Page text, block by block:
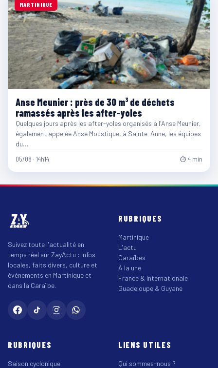
MARTINIQUE
Anse Meunier : près de 30 m³ de déchets
ramassés après les after-yoles
Quelques jours après les after-yoles organisés à l'Anse Meunier,
également appelée Anse Moustique, à Sainte-Anne, les équipes
du…
05/08 · 14h14 ⏱ 4 min
Suivez toute l'actualité en
temps réel sur ZayActu : infos
locales, faits divers, culture et
événements en Martinique et
dans la Caraïbe.
RUBRIQUES
Martinique
L'actu
Caraïbes
À la une
France & Internationale
Guadeloupe & Guyane
RUBRIQUES
Saison cyclonique
LIENS UTILES
Qui sommes-nous ?